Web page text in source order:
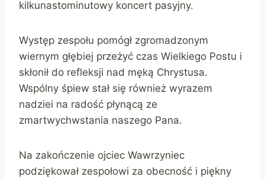
kilkunastominutowy koncert pasyjny.
Występ zespołu pomógł zgromadzonym
wiernym głębiej przeżyć czas Wielkiego Postu i
skłonił do refleksji nad męką Chrystusa.
Wspólny śpiew stał się również wyrazem
nadziei na radość płynącą ze
zmartwychwstania naszego Pana.
Na zakończenie ojciec Wawrzyniec
podziękował zespołowi za obecność i piękny